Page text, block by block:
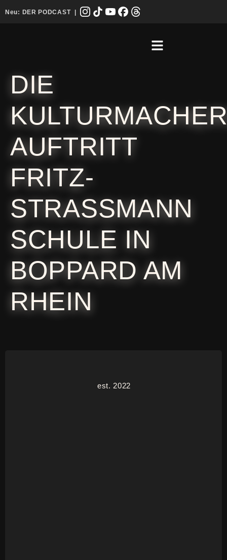
Neu: DER PODCAST|
DIE
AUFTRITT
FRITZ-
STRASSMANN S
CHULE IN B
OPPARD AM R
HEIN
est. 2022